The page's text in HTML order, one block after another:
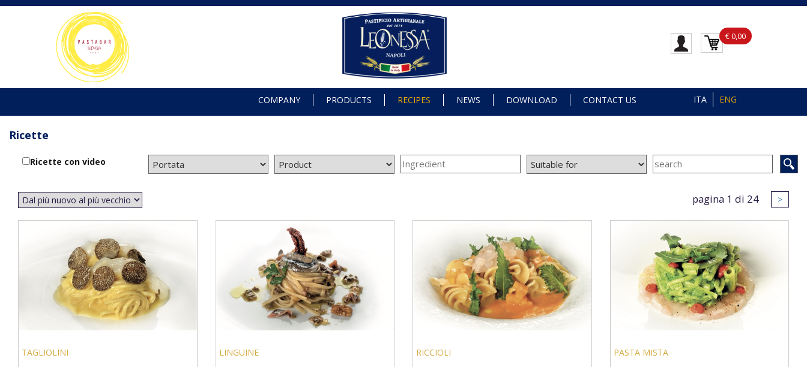
€ 0,00
COMPANY PRODUCTS RECIPES NEWS DOWNLOAD CONTACT US ITA ENG
Ricette
Ricette con video
pagina 1 di 24 >
TAGLIOLINI LINGUINE RICCIOLI PASTA MISTA